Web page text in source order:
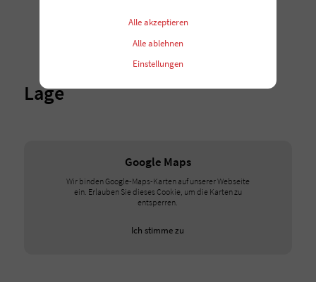
Lage
Google Maps
Wir binden Google-Maps-Karten auf unserer Webseite
ein. Erlauben Sie dieses Cookie, um die Karten zu
entsperren.
Ich stimme zu
Einstellungen
Alle ablehnen
Alle akzeptieren